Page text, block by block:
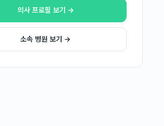
의사 프로필 보기 →
소속 병원 보기 →